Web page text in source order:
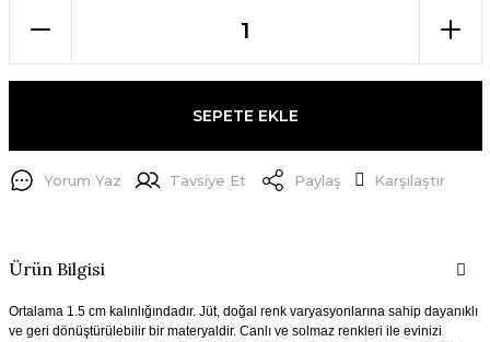
SEPETE EKLE
Yorum Yaz Tavsiye Et Paylaş Karşılaştır
Ürün Bilgisi
Ortalama 1.5 cm kalınlığındadır. Jüt, doğal renk varyasyonlarına sahip dayanıklı
ve geri dönüştürülebilir bir materyaldir. Canlı ve solmaz renkleri ile evinizi